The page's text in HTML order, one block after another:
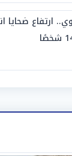
ارتفاع ضحايا